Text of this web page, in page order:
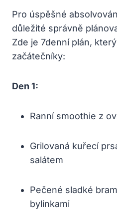
Pro úspěšné
důležité správně
Zde je 7denní plán,
začátečníky:
Den 1:
Ranní smoothie z
Grilovaná kuřecí
salátem
Pečené sladké
bylinkami